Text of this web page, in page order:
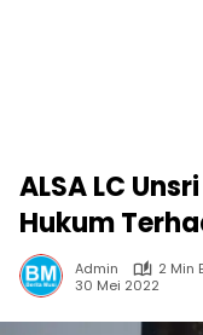
ALSA LC
Hukum
Admin
2 Min
30 Mei 2022